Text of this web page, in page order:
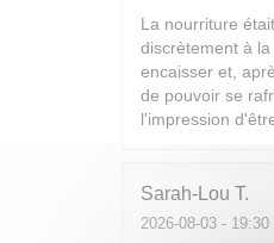
La nourriture
discrètement à
encaisser et,
de pouvoir se
l'impression
Sarah-Lou T
2026-08-03 - 19:30